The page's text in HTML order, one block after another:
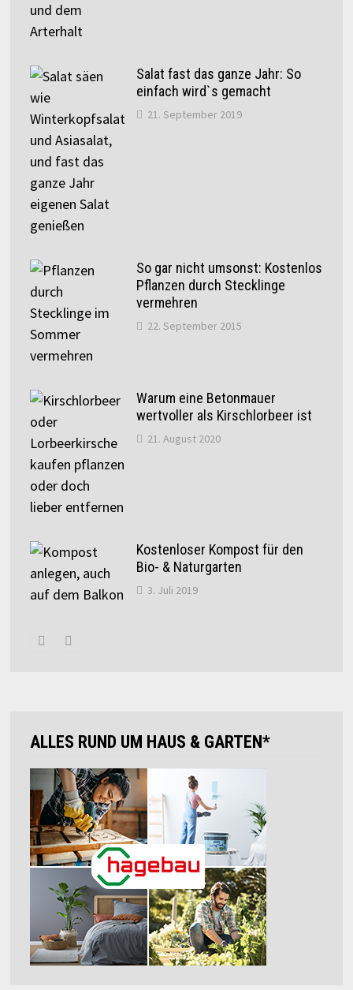
Salat fast das ganze Jahr: So
einfach wird`s gemacht
21. September 2019
So gar nicht umsonst: Kostenlos
Pflanzen durch Stecklinge
vermehren
22. September 2015
Warum eine Betonmauer
wertvoller als Kirschlorbeer ist
21. August 2020
Kostenloser Kompost für den
Bio- & Naturgarten
3. Juli 2019
ALLES RUND UM HAUS & GARTEN*